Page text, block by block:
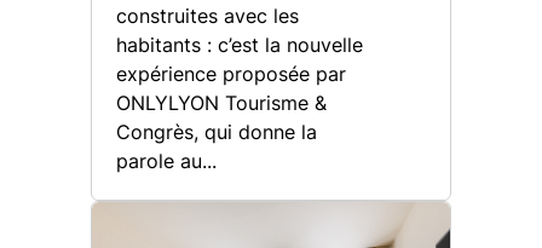
construites avec les
habitants : c’est la nouvelle
expérience proposée par
ONLYLYON Tourisme &
Congrès, qui donne la
parole au...